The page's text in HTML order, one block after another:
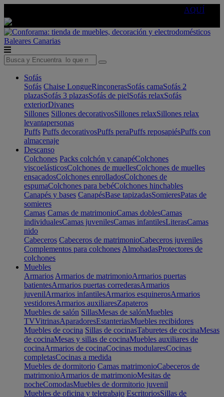
AQUÍ
Baleares Canarias
Sofás
Sofás Chaise LongueRinconerasSofás camaSofás 2
plazasSofás 3 plazasSofás de pielSofás relaxSofás
exteriorDivanes
Sillones Sillones decorativosSillones relaxSillones relax
levantapersonas
Puffs Puffs decorativosPuffs peraPuffs reposapiésPuffs con
almacenaje
Descanso
Colchones Packs colchón y canapéColchones
viscoelásticosColchones de muellesColchones de muelles
ensacadosColchones enrolladosColchones de
espumaColchones para bebéColchones hinchables
Canapés y bases CanapésBase tapizadasSomieresPatas de
somieres
Camas Camas de matrimonioCamas doblesCamas
individualesCamas juvenilesCamas infantilesLiterasCamas
nido
Cabeceros Cabeceros de matrimonioCabeceros juveniles
Complementos para colchones AlmohadasProtectores de
colchones
Muebles
Armarios Armarios de matrimonioArmarios puertas
batientesArmarios puertas correderasArmarios
juvenilArmarios infantilesArmarios esquinerosArmarios
vestidoresArmarios auxiliaresZapateros
Muebles de salón SillasMesas de salónMuebles
TVVitrinasAparadoresEstanteriasMuebles recibidores
Muebles de cocina Sillas de cocinasTaburetes de cocinaMesas
de cocinaMesas y sillas de cocinaMuebles auxiliares de
cocinaArmarios de cocinaCocinas modularesCocinas
completasCocinas a medida
Muebles de dormitorio Camas matrimonioCabeceros de
matrimonioArmarios de matrimonioMesitas de
nocheComodasMuebles de dormitorio juvenil
Muebles de oficina y teletrabajo EscritoriosSillas de